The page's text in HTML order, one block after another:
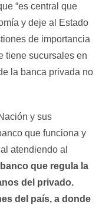
“es central que
y deje al Estado
de importancia
tiene sucursales en
la banca privada no
y sus
que funciona y
atendiendo al
que regula la
del privado.
del país, a donde